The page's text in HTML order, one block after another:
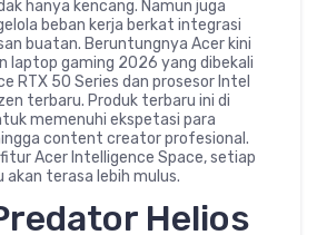
hanya kencang. Namun juga
beban kerja berkat integrasi
buatan. Beruntungnya Acer kini
laptop gaming 2026 yang dibekali
RTX 50 Series dan prosesor Intel
terbaru. Produk terbaru ini di
memenuhi ekspetasi para
content creator profesional.
Acer Intelligence Space, setiap
terasa lebih mulus.
Helios